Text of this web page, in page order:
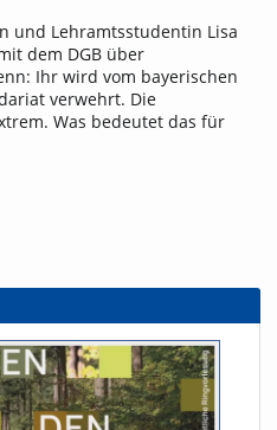
und Lehramtsstudentin Lisa
dem DGB über
Ihr wird vom bayerischen
verwehrt. Die
Was bedeutet das für